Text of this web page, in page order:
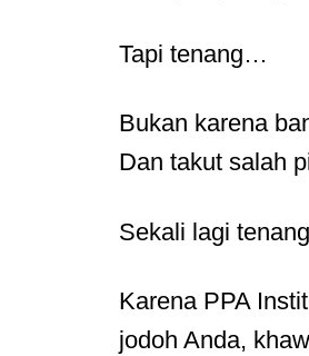
Tapi tenang…
Bukan karena
Dan takut salah
Sekali lagi
Karena PPA
jodoh Anda,